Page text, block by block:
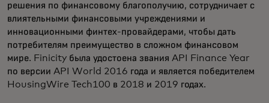
решения по финансовому благополучию, сотрудничает с
влиятельными финансовыми учреждениями и
инновационными финтех-провайдерами, чтобы дать
потребителям преимущество в сложном финансовом
мире. Finicity была удостоена звания API Finance Year
по версии API World 2016 года и является победителем
HousingWire Tech100 в 2018 и 2019 годах.